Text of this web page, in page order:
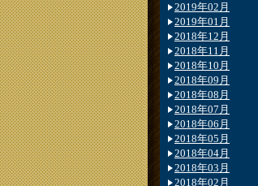
2019年02月
2019年01月
2018年12月
2018年11月
2018年10月
2018年09月
2018年08月
2018年07月
2018年06月
2018年05月
2018年04月
2018年03月
2018年02月